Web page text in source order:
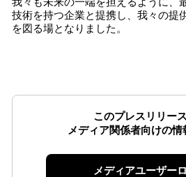
技術を持つ企業と提携し、我々の提
を図る場となりました。
このプレスリリース
メディア関係者向けの
メディアユーザー